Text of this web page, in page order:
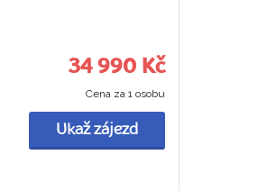
34 990 Kč
Cena za 1 osobu
Ukaž zájezd